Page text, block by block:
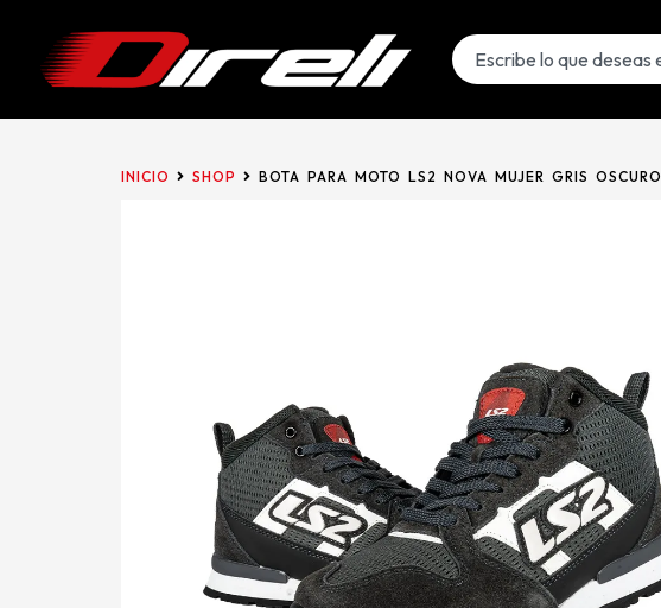
INICIO SHOP BOTA PARA MOTO LS2 NOVA MUJER GRIS OSCURO